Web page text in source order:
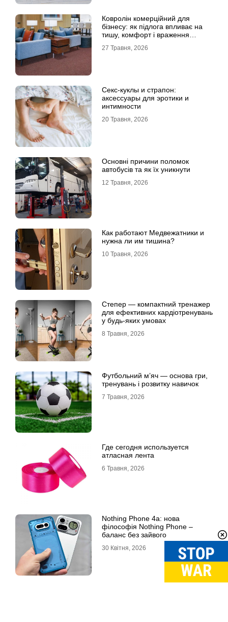
Ковролін комерційний для
бізнесу: як підлога впливає на
тишу, комфорт і враження
27 Травня, 2026
Секс-куклы и страпон:
аксессуары для эротики и
интимности
20 Травня, 2026
Основні причини поломок
автобусів та як їх уникнути
12 Травня, 2026
Как работают Медвежатники и
нужна ли им тишина?
10 Травня, 2026
Степер — компактний тренажер
для ефективних кардіотренувань
у будь-яких умовах
8 Травня, 2026
Футбольний м’яч — основа гри,
тренувань і розвитку навичок
7 Травня, 2026
Где сегодня используется
атласная лента
6 Травня, 2026
Nothing Phone 4a: нова
філософія Nothing Phone –
баланс без зайвого
30 Квітня, 2026